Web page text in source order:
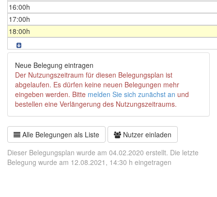
16:00h
17:00h
18:00h
Neue Belegung eintragen
Der Nutzungszeitraum für diesen Belegungsplan ist
abgelaufen. Es dürfen keine neuen Belegungen mehr
eingeben werden. Bitte melden Sie sich zunächst an und
bestellen eine Verlängerung des Nutzungszeitraums.
Alle Belegungen als Liste
Nutzer einladen
Dieser Belegungsplan wurde am 04.02.2020 erstellt. Die letzte
Belegung wurde am 12.08.2021, 14:30 h eingetragen